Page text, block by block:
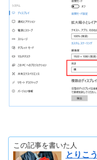
この記事を書いた人
とりこう